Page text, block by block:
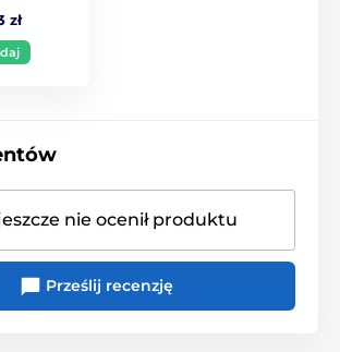
zł
nie ocenił produktu
Prześlij recenzję